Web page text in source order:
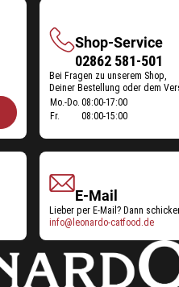
Shop-Service
Shop-
Service
02862 581-501
Bei Fragen zu unserem Shop,
Deiner Bestellung oder dem
Öffnungszeiten
Service:
Mo.-Do. 08:00-17:00
Fr.
08:00-15:00
E-Mail
Lieber per E-Mail? Dann
info@leonardo-catfood.de